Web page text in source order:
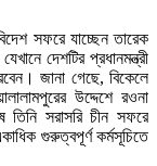
সফরে যাচ্ছেন তারেক
দেশটির প্রধানমন্ত্রী
জানা গেছে, বিকেলে
উদ্দেশে রওনা
তিনি সরাসরি চীন সফরে
গুরুত্বপূর্ণ কর্মসূচিতে